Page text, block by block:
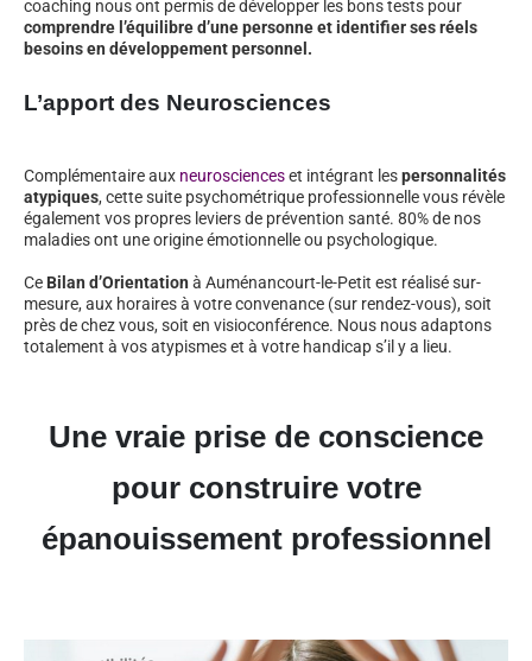
coaching nous ont permis de développer les bons tests pour
comprendre l’équilibre d’une personne et identifier ses réels
besoins en développement personnel.
L’apport des Neurosciences
Complémentaire aux neuroscienceset intégrant lespersonnalités
atypiques, cette suite psychométrique professionnelle vous révèle
également vos propres leviers de prévention santé. 80% de nos
maladies ont une origine émotionnelle ou psychologique.
Ce Bilan d’Orientation à Auménancourt-le-Petit est réalisé sur-
mesure, aux horaires à votre convenance (sur rendez-vous), soit
près de chez vous, soit en visioconférence. Nous nous adaptons
totalement à vos atypismes et à votre handicap s’il y a lieu.
Une vraie prise de conscience
pour construire votre
épanouissement professionnel